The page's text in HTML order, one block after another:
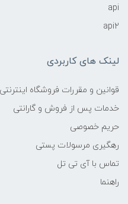
api
api2
لینک های کاربردی
قوانین و مقررات فروشگاه
خدمات پس از فروش و گارانتی
حریم خصوصی
رهگیری مرسولات پستی
تماس با آی تی تل
راهنما